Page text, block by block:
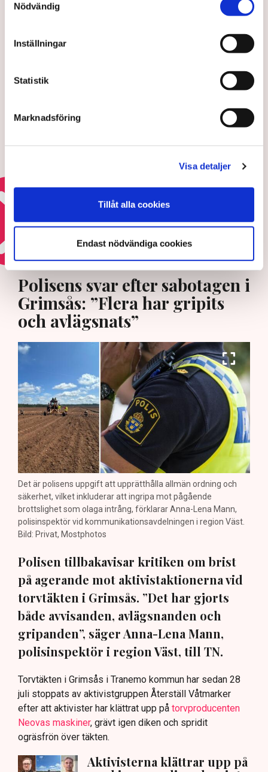
Nödvändig
Inställningar
Statistik
Marknadsföring
Visa detaljer
Tillåt alla cookies
Endast nödvändiga cookies
25 feb 2026, 09:49
Butik rånad sju gånger på fem år –
ägaren slagen med hammare:
Nästan hälften av butikerna utsatta
13 JULI 2026 |
Läs mer om brotten mot företagen
HOTEN MOT ÄGANDERÄTTEN
Polisens svar efter sabotagen i
Grimsås: ”Flera har gripits
och avlägsnats”
Det är polisens uppgift att upprätthålla allmän ordning och
säkerhet, vilket inkluderar att ingripa mot pågående
brottslighet som olaga intrång, förklarar Anna-Lena Mann,
polisinspektör vid kommunikationsavdelningen i region Väst.
Bild: Privat, Mostphotos
Polisen tillbakavisar kritiken om brist
på agerande mot aktivistaktionerna vid
torvtäkten i Grimsås. ”Det har gjorts
både avvisanden, avlägsnanden och
gripanden”, säger Anna-Lena Mann,
polisinspektör i region Väst, till TN.
Torvtäkten i Grimsås i Tranemo kommun har sedan 28
juli stoppats av aktivistgruppen Återställ Våtmarker
efter att aktivister har klättrat upp på torvproducenten
Neovas maskiner, grävt igen diken och spridit
ogräsfrön över täkten.
Aktivisterna klättrar upp på